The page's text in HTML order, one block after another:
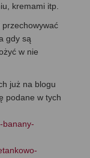
kremami itp.
a gdy są
w nie
już na blogu
podane w tych
banany-